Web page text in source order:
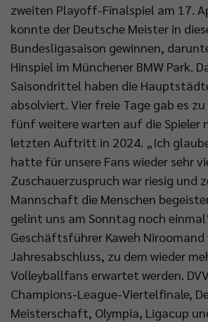
zweiten Playoff-Finalspiel am 17.
konnte der Deutsche Meister in
Bundesligasaison gewinnen,
Hinspiel im Münchener BMW Park.
Saisondrittel haben die
absolviert. Vier freie Tage gab es
fünf weitere warten auf die Spieler
letzten Auftritt in 2024. „Ich
hatte für unsere Fans wieder sehr
Zuschauerzuspruch war riesig und
Mannschaft die Menschen
gelint uns am Sonntag noch
Geschäftsführer Kaweh Niroomand
Jahresabschluss, zu dem wieder
Volleyballfans erwartet werden.
Champions-League-Viertelfinale,
Meisterschaft, Olympia, Ligacup